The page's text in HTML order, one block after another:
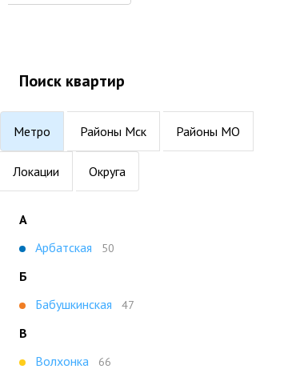
Поиск квартир
Метро Районы Мск Районы МО
Локации Округа
А
Арбатская
50
Б
Бабушкинская
47
В
Волхонка
66